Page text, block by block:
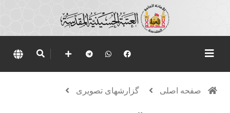
صفحه اصلی گزارشهای تصویری